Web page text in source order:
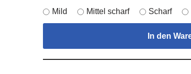
Mild
Mittel scharf Scharf
In den